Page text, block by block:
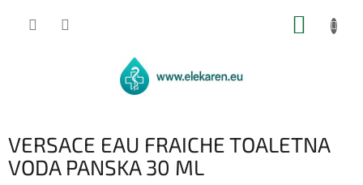
VERSACE EAU FRAICHE TOALETNA
VODA PANSKA 30 ML